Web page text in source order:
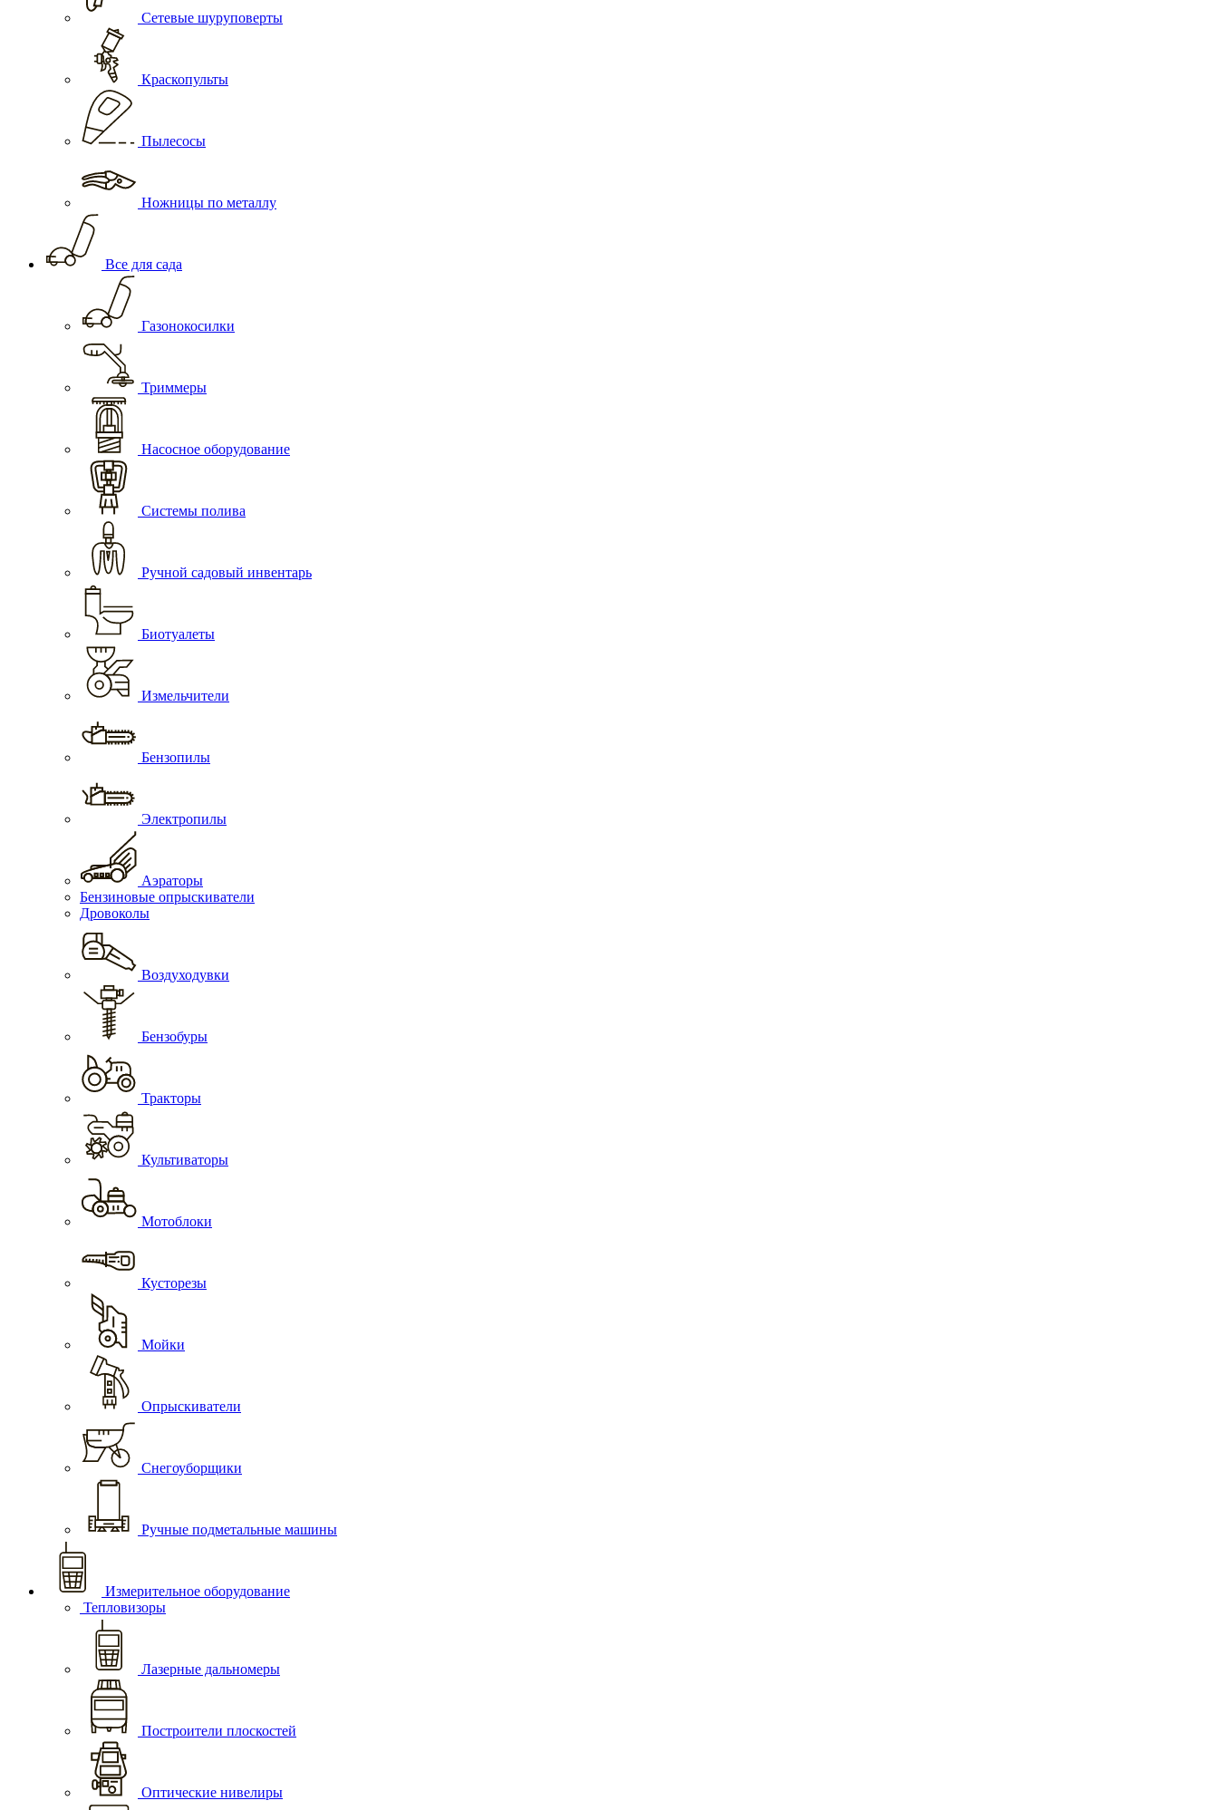
Сетевые шуруповерты
Краскопульты
Пылесосы
Ножницы по металлу
Все для сада
Газонокосилки
Триммеры
Насосное оборудование
Системы полива
Ручной садовый инвентарь
Биотуалеты
Измельчители
Бензопилы
Электропилы
Аэраторы
Бензиновые опрыскиватели
Дровоколы
Воздуходувки
Бензобуры
Тракторы
Культиваторы
Мотоблоки
Кусторезы
Мойки
Опрыскиватели
Снегоуборщики
Ручные подметальные машины
Измерительное оборудование
Тепловизоры
Лазерные дальномеры
Построители плоскостей
Оптические нивелиры